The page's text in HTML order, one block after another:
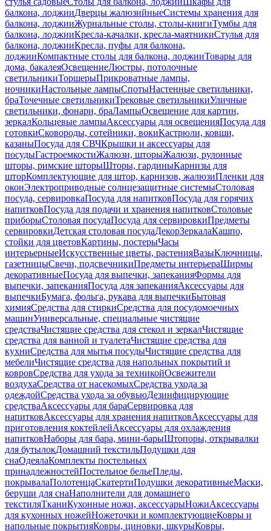
балкона, лоджииДверцы жалюзийныеСистемы хранения для
балкона, лоджииЖурнальные столы, столы-книгиТумбы для
балкона, лоджииКресла-качалки, кресла-маятникиСтулья для
балкона, лоджииКресла, пуфы для балкона,
лоджииКомпактные столы для балкона, лоджииТовары для
дома, бакалеяОсвещениеЛюстры, потолочные
светильникиТоршерыПрикроватные лампы,
ночникиНастольные лампыСпотыНастенные светильники,
браТочечные светильникиТрековые светильникиУличные
светильники, фонари, браЛампыОсвещение для картин,
зеркалКольцевые лампыАксессуары для освещенияПосуда для
готовкиСковороды, сотейники, вокиКастрюли, ковши,
казаныПосуда для СВЧКрышки и аксессуары для
посудыГастроемкостиЖалюзи, шторыЖалюзи, рулонные
шторы, римские шторыШторы, гардиныКарнизы для
шторКомплектующие для штор, карнизов, жалюзиПленки для
оконЭлектроприводные солнцезащитные системыСтоловая
посуда, сервировкаПосуда для напитковПосуда для горячих
напитковПосуда для подачи и хранения напитковСтоловые
приборыСтоловая посудаПосуда для сервировкиПредметы
сервировкиДетская столовая посудаДекорЗеркалаКашпо,
стойки для цветовКартины, постерыЧасы
интерьерныеИскусственные цветы, растенияВазыКлючницы,
газетницыСвечи, подсвечникиПредметы интерьераШирмы
декоративныеПосуда для выпечки, запеканияФормы для
выпечки, запеканияПосуда для запеканияАксессуары для
выпечкиБумага, фольга, рукава для выпечкиБытовая
химияСредства для стиркиСредства для посудомоечных
машинУниверсальные, специальные чистящие
средстваЧистящие средства для стекол и зеркалЧистящие
средства для ванной и туалетаЧистящие средства для
кухниСредства для мытья посудыЧистящие средства для
мебелиЧистящие средства для напольных покрытий и
ковровСредства для ухода за техникойОсвежители
воздухаСредства от насекомыхСредства ухода за
одеждойСредства ухода за обувьюДезинфицирующие
средстваАксессуары для бараСервировка для
напитковАксессуары для хранения напитковАксессуары для
приготовления коктейлейАксессуары для охлаждения
напитковНаборы для бара, мини-барыШтопоры, открывалки
для бутылокДомашний текстильПодушки для
снаОдеялаКомплекты постельных
принадлежностейПостельное бельеПледы,
покрывалаПолотенцаСкатертиПодушки декоративныеМаски,
беруши для снаНаполнители для домашнего
текстиляТканиКухонные ножи, аксессуарыНожиАксессуары
для кухонных ножейНожеточки и комплектующиеКовры и
напольные покрытияКовры, циновки, шкурыКовры,